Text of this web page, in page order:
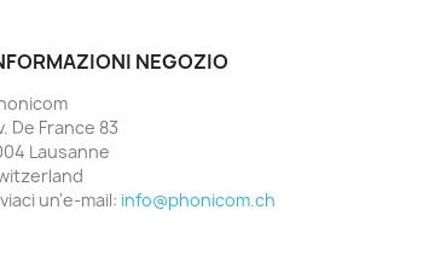
NEGOZIO
De France 83
Lausanne
un'e-mail: info@phonicom.ch